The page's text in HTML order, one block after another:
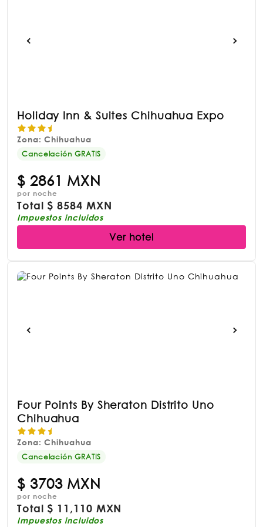
Holiday Inn & Suites Chihuahua Expo
Zona: Chihuahua
Cancelación GRATIS
$ 2861 MXN
por noche
Total$8584 MXN
Impuestos incluidos
Ver hotel
Four Points By Sheraton Distrito Uno
Chihuahua
Zona: Chihuahua
Cancelación GRATIS
$ 3703 MXN
por noche
Total$ 11,110 MXN
Impuestos incluidos